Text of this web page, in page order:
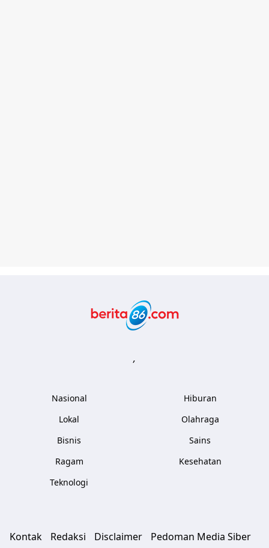
,
Nasional
Lokal
Bisnis
Ragam
Teknologi
Hiburan
Olahraga
Sains
Kesehatan
Kontak Redaksi Disclaimer Pedoman Media Siber